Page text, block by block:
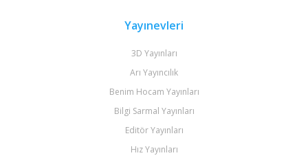
Yayınevleri
3D Yayınları
Arı Yayıncılık
Benim Hocam Yayınları
Bilgi Sarmal Yayınları
Editör Yayınları
Hız Yayınları